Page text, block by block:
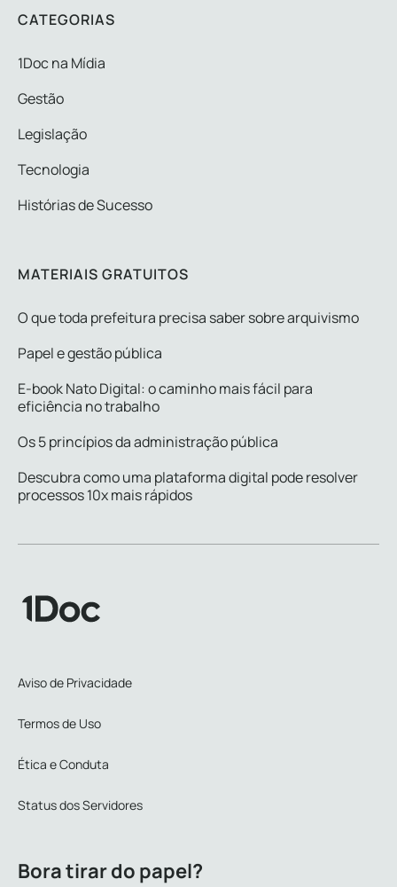
CATEGORIAS
1Doc na Mídia
Gestão
Legislação
Tecnologia
Histórias de Sucesso
MATERIAIS GRATUITOS
O que toda prefeitura precisa saber sobre arquivismo
Papel e gestão pública
E-book Nato Digital: o caminho mais fácil para
eficiência no trabalho
Os 5 princípios da administração pública
Descubra como uma plataforma digital pode resolver
processos 10x mais rápidos
Aviso de Privacidade
Termos de Uso
Ética e Conduta
Status dos Servidores
Bora tirar do papel?